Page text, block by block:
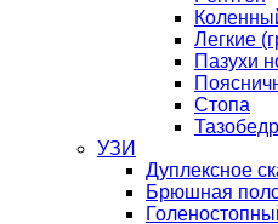
Легкие
Пазухи
Стопа
УЗИ
Дуплексное
Брюшная